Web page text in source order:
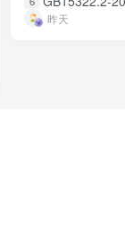
昨天
昨天